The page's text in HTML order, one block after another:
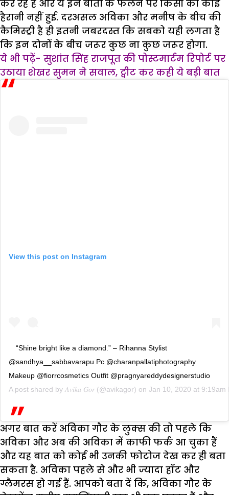
कर रहे हैं और ये इन बातों के फैलने पर किसी को कोई
हैरानी नहीं हुई. दरअसल अविका और मनीष के बीच की
कैमिस्ट्री है ही इतनी जबरदस्त कि सबको यही लगता है
कि इन दोनों के बीच जरूर कुछ ना कुछ जरूर होगा.
ये भी पढ़ें- सुशांत सिंह राजपूत की पोस्टमार्टम रिपोर्ट पर
उठाया शेखर सुमन ने सवाल, ट्वीट कर कही ये बड़ी बात
View this post on Instagram
“Shine bright like a diamond.” – Rihanna Stylist
@sandhya__sabbavarapu Pc @charanpallatiphotography
Makeup @fiorrcosmetics Outfit @pragnyareddydesignerstudio
A post shared by 𝐴𝑣𝑖𝑘𝑎 𝐺𝑜𝑟(@avikagor) on Jan 10, 2020 at 9:19am
अगर बात करें अविका गौर के लुक्स की तो पहले कि
अविका और अब की अविका में काफी फर्क आ चुका हैं
और यह बात को कोई भी उनकी फोटोज देख कर ही बता
सकता है. अविका पहले से और भी ज्यादा हॉट और
ग्लैमरस हो गई हैं. आपको बता दें कि, अविका गौर के